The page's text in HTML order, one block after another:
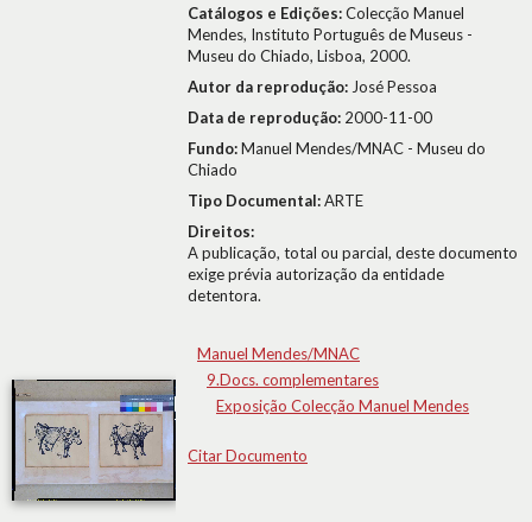
Catálogos e Edições:Colecção Manuel
Mendes, Instituto Português de Museus -
Museu do Chiado, Lisboa, 2000.
Autor da reprodução: José Pessoa
Data de reprodução: 2000-11-00
Fundo:Manuel Mendes/MNAC - Museu do
Chiado
Tipo Documental:ARTE
Direitos:
A publicação, total ou parcial, deste documento
exige prévia autorização da entidade
detentora.
Manuel Mendes/MNAC
9.Docs. complementares
Exposição Colecção Manuel Mendes
Citar Documento